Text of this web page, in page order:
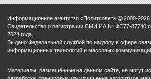
Информационное агентство «Политсовет» 2000-2026
Свидетельство о регистрации СМИ ИА № ФС77-87740
2024 года.
Выдано Федеральной службой по надзору в сфере
информационных технологий и массовых
Материалы, размещённые на данном сайте, не могут